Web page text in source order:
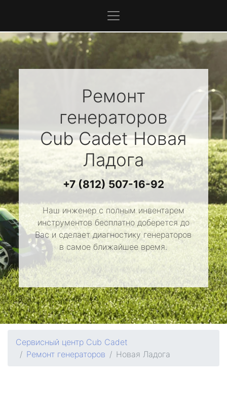
Ремонт
генераторов
Cub CadetНовая
Ладога
+7 (812) 507-16-92
Наш инженер с полным инвентарем
инструментов бесплатно доберется до
Вас и сделает диагностику генераторов
в самое ближайшее время.
Сервисный центр Cub Cadet
Ремонт генераторов
Новая Ладога